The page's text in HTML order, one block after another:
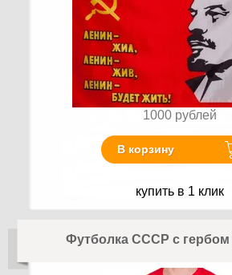
1000 рублей
В корзину
купить в 1 клик
Футболка СССР с гербом